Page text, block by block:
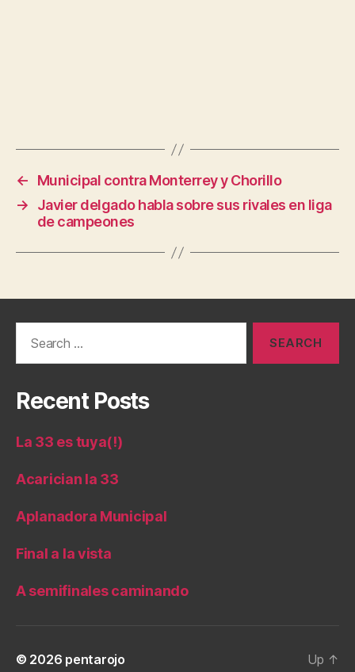
←
Municipal contra Monterrey y Chorillo
→
Javier delgado habla sobre sus rivales en liga
de campeones
Recent Posts
La 33 es tuya(!)
Acarician la 33
Aplanadora Municipal
Final a la vista
A semifinales caminando
© 2026 pentarojo Up ↑